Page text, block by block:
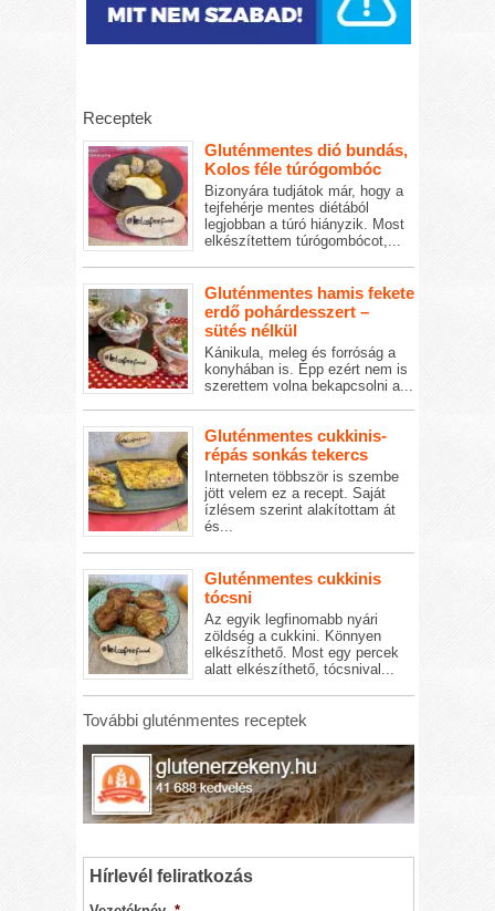
Receptek
Gluténmentes dió bundás,
Kolos féle túrógombóc
Bizonyára tudjátok már, hogy a
tejfehérje mentes diétából
legjobban a túró hiányzik. Most
elkészítettem túrógombócot,...
Gluténmentes hamis fekete
erdő pohárdesszert –
sütés nélkül
Kánikula, meleg és forróság a
konyhában is. Épp ezért nem is
szerettem volna bekapcsolni a...
Gluténmentes cukkinis-
répás sonkás tekercs
Interneten többször is szembe
jött velem ez a recept. Saját
ízlésem szerint alakítottam át
és...
Gluténmentes cukkinis
tócsni
Az egyik legfinomabb nyári
zöldség a cukkini. Könnyen
elkészíthető. Most egy percek
alatt elkészíthető, tócsnival...
További gluténmentes receptek
Hírlevél feliratkozás